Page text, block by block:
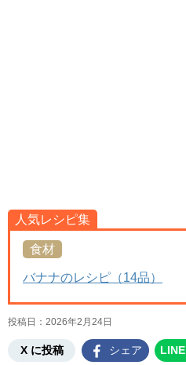
人気レシピ集
食材
バナナのレシピ（14品）
投稿日： 2026年2月24日
X に投稿 シェア LINE